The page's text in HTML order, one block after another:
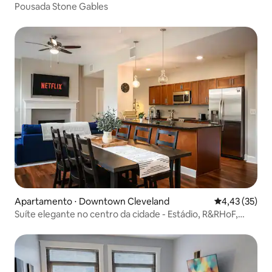
Pousada Stone Gables
Apartamento ⋅ Downtown Cleveland 4,43 de uma
4,43 (35)
Suíte elegante no centro da cidade - Estádio, R&RHoF,